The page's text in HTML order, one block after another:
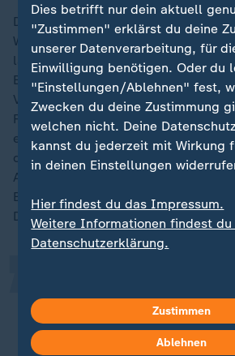
Die wahre Musik spielt in den USA
Wert aller amerikanischen Aktien
laut Schallmayer etwa dem 1,8-
Bruttoinlandsprodukts. In
Verhältnis beim 0,4-Fachen". Für
Fondsmanager von Union
etwas anderes eine Rolle: "Das
definitiv ein anderes als in
Aktienkultur sei "grundverschieden
Bevölkerung ganz anders verankert
Deutschland".
praktisch keine Rolle.
„
Christian Reindl, Union Investment
Dies betrifft nur dein aktuell
"Zustimmen" erklärst du deine
unserer Datenverarbeitung, für
Einwilligung benötigen. Oder du
"Einstellungen/Ablehnen" fest,
Zwecken du deine Zustimmung
welchen nicht. Deine
kannst du jederzeit mit Wirkung
in deinen Einstellungen
Hier findest du das Impressum.
Weitere Informationen findest du
Datenschutzerklärung.
Zustimmen
Ablehnen